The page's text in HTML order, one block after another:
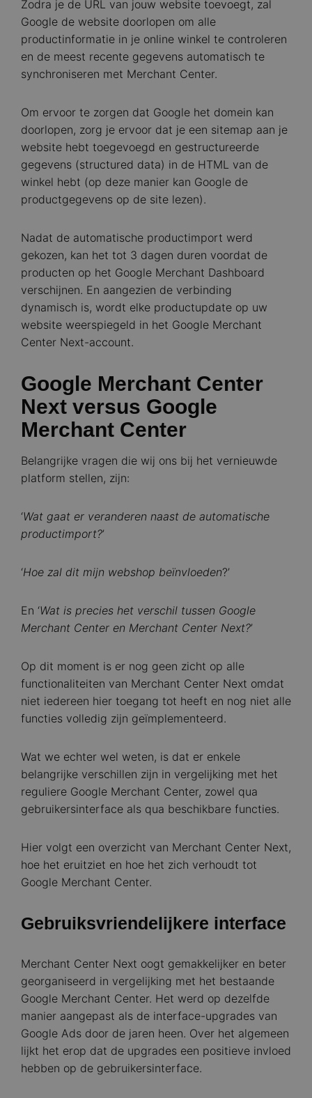
Zodra je de URL van jouw website toevoegt, zal
Google de website doorlopen om alle
productinformatie in je online winkel te controleren
en de meest recente gegevens automatisch te
synchroniseren met Merchant Center.
Om ervoor te zorgen dat Google het domein kan
doorlopen, zorg je ervoor dat je een sitemap aan je
website hebt toegevoegd en gestructureerde
gegevens (structured data) in de HTML van de
winkel hebt (op deze manier kan Google de
productgegevens op de site lezen).
Nadat de automatische productimport werd
gekozen, kan het tot 3 dagen duren voordat de
producten op het Google Merchant Dashboard
verschijnen. En aangezien de verbinding
dynamisch is, wordt elke productupdate op uw
website weerspiegeld in het Google Merchant
Center Next-account.
Google Merchant Center
Next versus Google
Merchant Center
Belangrijke vragen die wij ons bij het vernieuwde
platform stellen, zijn:
‘Wat gaat er veranderen naast de automatische
productimport?’
‘Hoe zal dit mijn webshop beïnvloeden?’
En ‘Wat is precies het verschil tussen Google
Merchant Center en Merchant Center Next?’
Op dit moment is er nog geen zicht op alle
functionaliteiten van Merchant Center Next omdat
niet iedereen hier toegang tot heeft en nog niet alle
functies volledig zijn geïmplementeerd.
Wat we echter wel weten, is dat er enkele
belangrijke verschillen zijn in vergelijking met het
reguliere Google Merchant Center, zowel qua
gebruikersinterface als qua beschikbare functies.
Hier volgt een overzicht van Merchant Center Next,
hoe het eruitziet en hoe het zich verhoudt tot
Google Merchant Center.
Gebruiksvriendelijkere interface
Merchant Center Next oogt gemakkelijker en beter
georganiseerd in vergelijking met het bestaande
Google Merchant Center. Het werd op dezelfde
manier aangepast als de interface-upgrades van
Google Ads door de jaren heen. Over het algemeen
lijkt het erop dat de upgrades een positieve invloed
hebben op de gebruikersinterface.